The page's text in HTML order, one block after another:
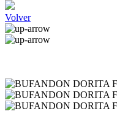
Volver